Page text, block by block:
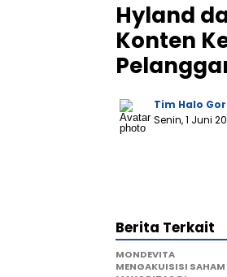
Hyland
Konten
Tim Halo
Senin, 1 Juni
Berita Terkait
MONDEVITA
MENGAKUISISI SAHAM